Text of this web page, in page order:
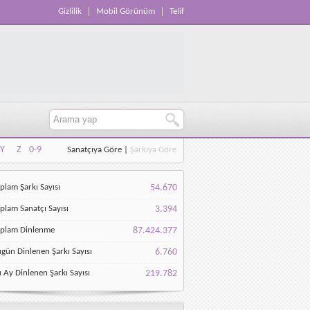
Gizlilik Mobil Görünüm Telif
Y Z
0-9
Y Z 0-9
Sanatçıya Göre Şarkıya Göre
Şarkı Sayısı 54.670
Sanatçı Sayısı 3.394
Dinlenme 87.424.377
Dinlenen Şarkı Sayısı 6.760
Ay Dinlenen Şarkı Sayısı 219.782